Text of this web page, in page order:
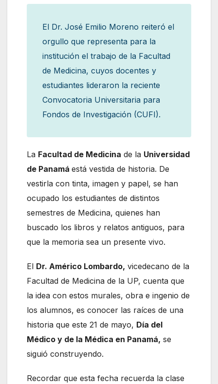
El Dr. José Emilio Moreno reiteró el
orgullo que representa para la
institución el trabajo de la Facultad
de Medicina, cuyos docentes y
estudiantes lideraron la reciente
Convocatoria Universitaria para
Fondos de Investigación (CUFI).
La Facultad de Medicina de la Universidad
de Panamá está vestida de historia. De
vestirla con tinta, imagen y papel, se han
ocupado los estudiantes de distintos
semestres de Medicina, quienes han
buscado los libros y relatos antiguos, para
que la memoria sea un presente vivo.
El Dr. Américo Lombardo, vicedecano de la
Facultad de Medicina de la UP, cuenta que
la idea con estos murales, obra e ingenio de
los alumnos, es conocer las raíces de una
historia que este 21 de mayo, Día del
Médico y de la Médica en Panamá, se
siguió construyendo.
Recordar que esta fecha recuerda la clase